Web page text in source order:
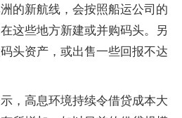
的新航线，会按照船运公司的
这些地方新建或并购码头。另
头资产，或出售一些回报不达
，高息环境持续令借贷成本大